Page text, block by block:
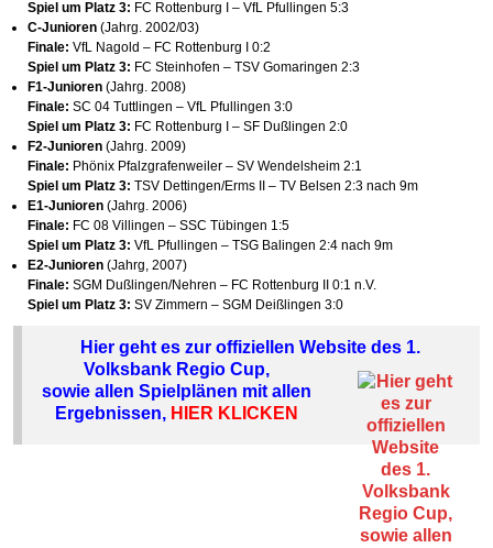
Spiel um Platz 3: FC Rottenburg I – VfL Pfullingen 5:3
C-Junioren (Jahrg. 2002/03)
Finale: VfL Nagold – FC Rottenburg I 0:2
Spiel um Platz 3: FC Steinhofen – TSV Gomaringen 2:3
F1-Junioren (Jahrg. 2008)
Finale: SC 04 Tuttlingen – VfL Pfullingen 3:0
Spiel um Platz 3: FC Rottenburg I – SF Dußlingen 2:0
F2-Junioren (Jahrg. 2009)
Finale: Phönix Pfalzgrafenweiler – SV Wendelsheim 2:1
Spiel um Platz 3: TSV Dettingen/Erms II – TV Belsen 2:3 nach 9m
E1-Junioren (Jahrg. 2006)
Finale: FC 08 Villingen – SSC Tübingen 1:5
Spiel um Platz 3: VfL Pfullingen – TSG Balingen 2:4 nach 9m
E2-Junioren (Jahrg, 2007)
Finale: SGM Dußlingen/Nehren – FC Rottenburg II 0:1 n.V.
Spiel um Platz 3: SV Zimmern – SGM Deißlingen 3:0
Hier geht es zur offiziellen Website des 1.
Volksbank Regio Cup,
sowie allen Spielplänen mit allen
Ergebnissen, HIER KLICKEN